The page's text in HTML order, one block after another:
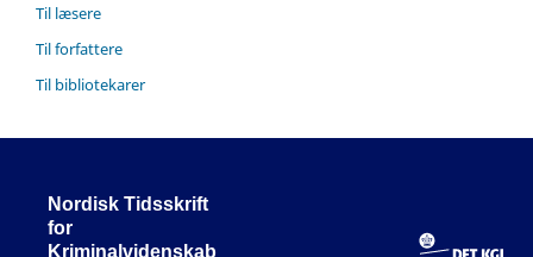
Til læsere
Til forfattere
Til bibliotekarer
Nordisk Tidsskrift
for
Kriminalvidenskab